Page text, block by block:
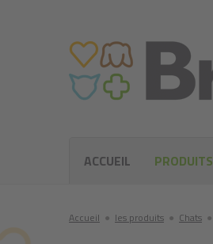
Accueil ● les produits ● Chats ●
ACCUEIL PRODUITS